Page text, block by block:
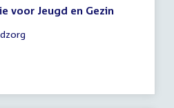
voor Jeugd en Gezin